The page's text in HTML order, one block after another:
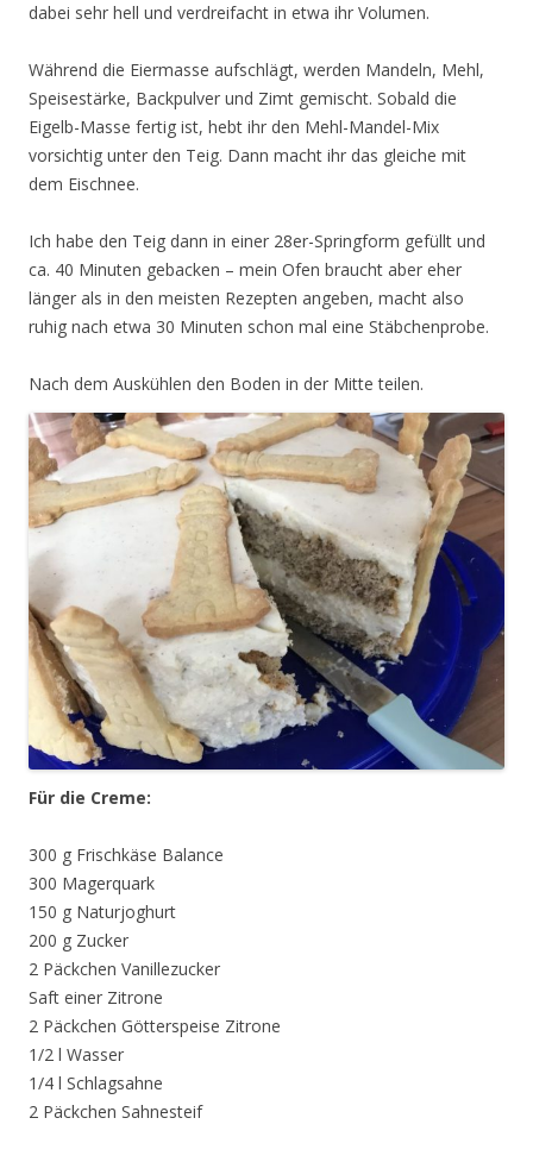
dabei sehr hell und verdreifacht in etwa ihr Volumen.
Während die Eiermasse aufschlägt, werden Mandeln, Mehl,
Speisestärke, Backpulver und Zimt gemischt. Sobald die
Eigelb-Masse fertig ist, hebt ihr den Mehl-Mandel-Mix
vorsichtig unter den Teig. Dann macht ihr das gleiche mit
dem Eischnee.
Ich habe den Teig dann in einer 28er-Springform gefüllt und
ca. 40 Minuten gebacken – mein Ofen braucht aber eher
länger als in den meisten Rezepten angeben, macht also
ruhig nach etwa 30 Minuten schon mal eine Stäbchenprobe.
Nach dem Auskühlen den Boden in der Mitte teilen.
Für die Creme:
300 g Frischkäse Balance
300 Magerquark
150 g Naturjoghurt
200 g Zucker
2 Päckchen Vanillezucker
Saft einer Zitrone
2 Päckchen Götterspeise Zitrone
1/2 l Wasser
1/4 l Schlagsahne
2 Päckchen Sahnesteif